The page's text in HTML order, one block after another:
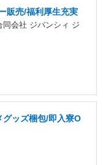
販売/福利厚生充実
同会社 ジバンシィ ジ
グッズ梱包/即入寮O